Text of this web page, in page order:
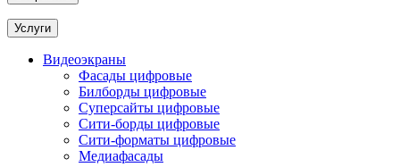
Услуги
Видеоэкраны
Фасады цифровые
Билборды цифровые
Суперсайты цифровые
Сити-борды цифровые
Сити-форматы цифровые
Медиафасады